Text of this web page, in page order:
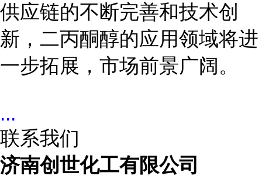
供应链的不断完善和技术创
新，二丙酮醇的应用领域将进
一步拓展，市场前景广阔。
...
联系我们
济南创世化工有限公司